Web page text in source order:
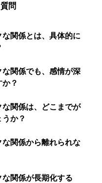
問
関係とは、具体的に
関係でも、感情が深
？
関係は、どこまでが
か？
関係から離れられな
関係が長期化する